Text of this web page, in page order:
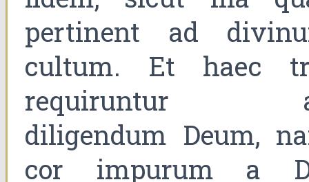
pertinent ad
cultum. Et haec
requiruntur
diligendum Deum,
cor impurum a